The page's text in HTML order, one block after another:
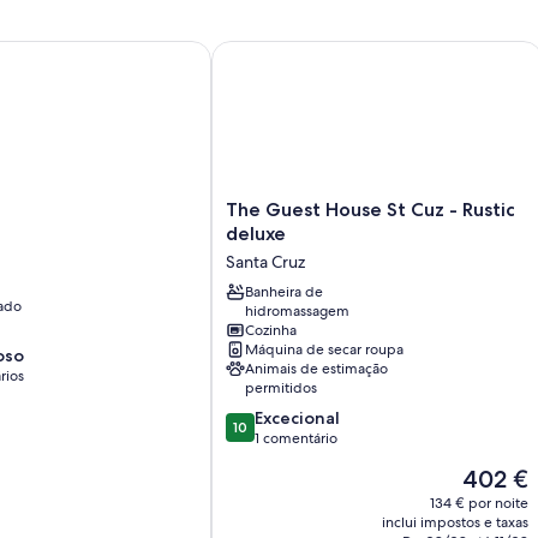
The
Guest
St
Cuz
Rustic
deluxe
Santa
Cruz
The Guest House St Cuz - Rustic
deluxe
Santa Cruz
Banheira de
hidromassagem
Cozinha
Máquina de secar roupa
Animais de estimação
permitidos
Pontuação
de
10 Excecional
1 comentário
O
preço
atual
402 €
134 € por noite
inclui impostos e taxas
The Guest House St Cuz - Rustic